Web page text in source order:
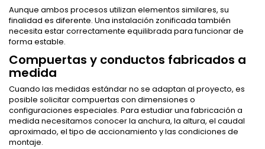
Aunque ambos procesos utilizan elementos similares, su
finalidad es diferente. Una instalación zonificada también
necesita estar correctamente equilibrada para funcionar de
forma estable.
Compuertas y conductos fabricados a
medida
Cuando las medidas estándar no se adaptan al proyecto, es
posible solicitar compuertas con dimensiones o
configuraciones especiales. Para estudiar una fabricación a
medida necesitamos conocer la anchura, la altura, el caudal
aproximado, el tipo de accionamiento y las condiciones de
montaje.